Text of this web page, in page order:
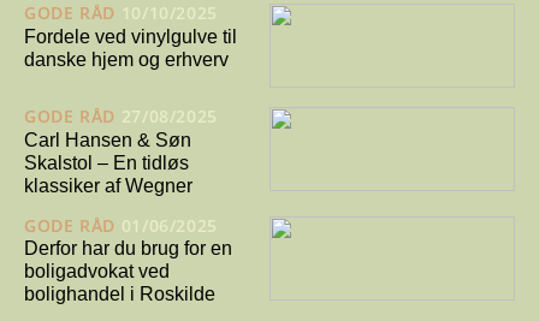
GODE RÅD 10/10/2025
Fordele ved vinylgulve til
danske hjem og erhverv
GODE RÅD 27/08/2025
Carl Hansen & Søn
Skalstol – En tidløs
klassiker af Wegner
GODE RÅD 01/06/2025
Derfor har du brug for en
boligadvokat ved
bolighandel i Roskilde